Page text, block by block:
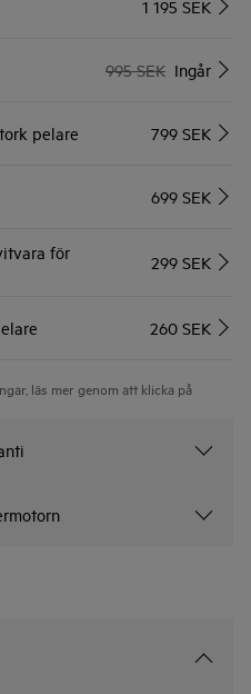
1 195 SEK
995 SEK Ingår
pelare 799 SEK
699 SEK
för
299 SEK
260 SEK
läs mer genom att klicka på